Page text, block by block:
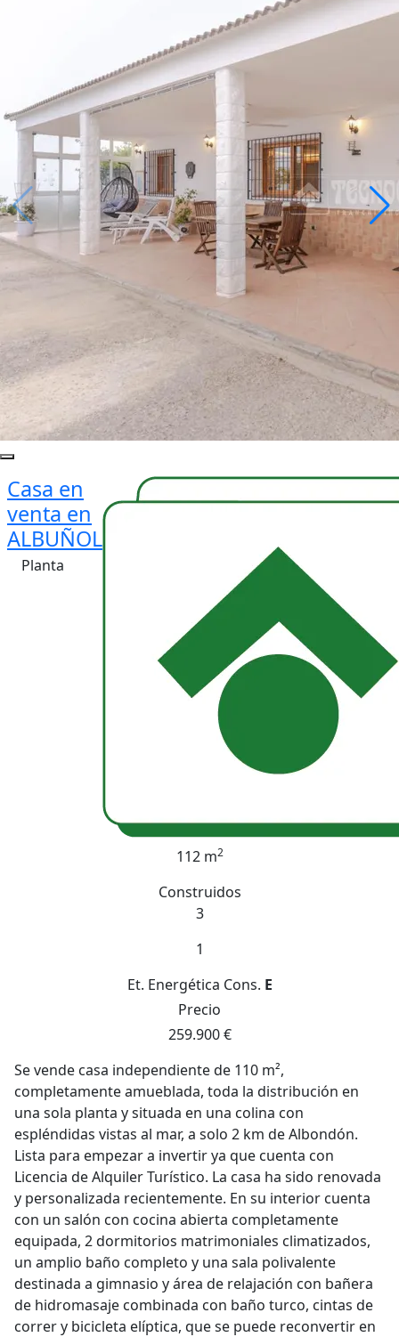
Casa en
venta en
ALBUÑOL
Planta
112 m2
Construidos
3
1
Et. Energética Cons. E
Precio
259.900 €
Se vende casa independiente de 110 m²,
completamente amueblada, toda la distribución en
una sola planta y situada en una colina con
espléndidas vistas al mar, a solo 2 km de Albondón.
Lista para empezar a invertir ya que cuenta con
Licencia de Alquiler Turístico. La casa ha sido renovada
y personalizada recientemente. En su interior cuenta
con un salón con cocina abierta completamente
equipada, 2 dormitorios matrimoniales climatizados,
un amplio baño completo y una sala polivalente
destinada a gimnasio y área de relajación con bañera
de hidromasaje combinada con baño turco, cintas de
correr y bicicleta elíptica, que se puede reconvertir en